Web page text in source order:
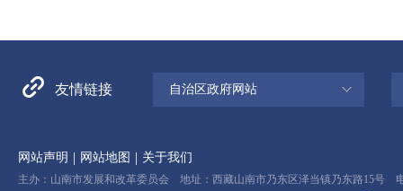
友情链接 自治区政府网站
网站声明 | 网站地图 | 关于我们
主办：山南市发展和改革委员会 地址：西藏山南市乃东区泽当镇乃东路15号 电